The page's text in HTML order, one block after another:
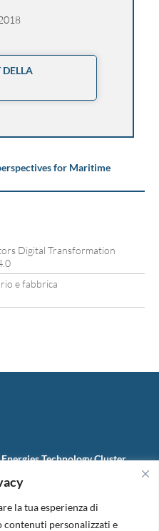
la tua esperienza di
personalizzati e
DELLA
for Maritime
Digital Transformation
e fabbrica
Technology Cluster